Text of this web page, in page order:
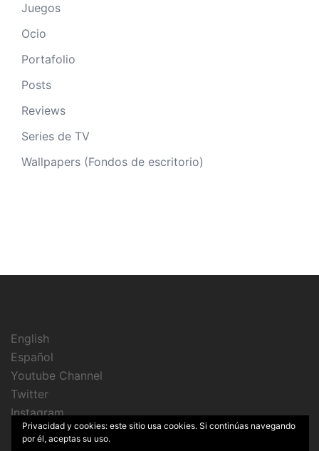
Juegos
Ocio
Portafolio
Posts
Reviews
Series de TV
Wallpapers (Fondos de escritorio)
English
Español
Youtube Channel
Twitter
Instagram
Privacidad y cookies: este sitio usa cookies. Si continúas navegando
por él, aceptas su uso.